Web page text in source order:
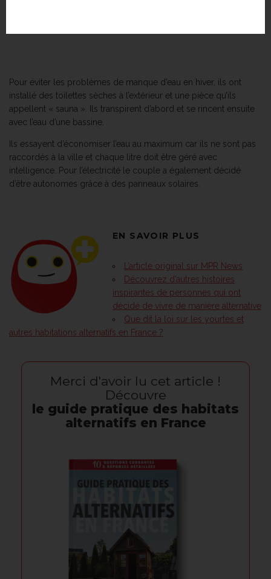
Pour éviter les problèmes de manque d’eau en hiver, ils ont
installé des toilettes sèches à l’extérieur et une pièce qu’ils
appellent « sauna ». Ils transpirent d’abord et se rincent ensuite
avec l’eau d’une bassine.
Ils essayent d’économiser l’eau au maximum car ils ne sont pas
raccordés à la ville et chaque litre doit être géré avec
intelligence. Pour l’électricité le couple a également décidé
d’être autonomes grâce à des panneaux solaires.
EN SAVOIR PLUS
L’article original sur MPR News
Découvrez d’autres histoires
inspirantes de personnes qui ont
décidé de vivre de manière alternative
Que dit la loi sur les yourtes et
autres habitations alternatifs en France ?
Merci d'avoir lu cet article !
Découvre
le guide pratique des habitats
alternatifs en France